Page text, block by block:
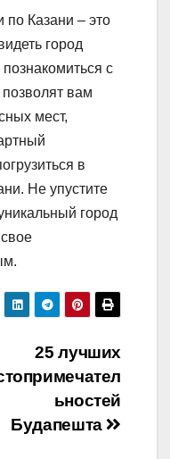
по Казани – это
город
с
вам
мест,
в
Не упустите
город
25 лучших
ьностей
Будапешта